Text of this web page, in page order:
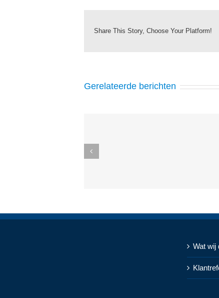
Share This Story, Choose Your Platform!
Gerelateerde berichten
Wat wij